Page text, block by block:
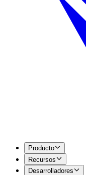
Producto
Recursos
Desarrolladores